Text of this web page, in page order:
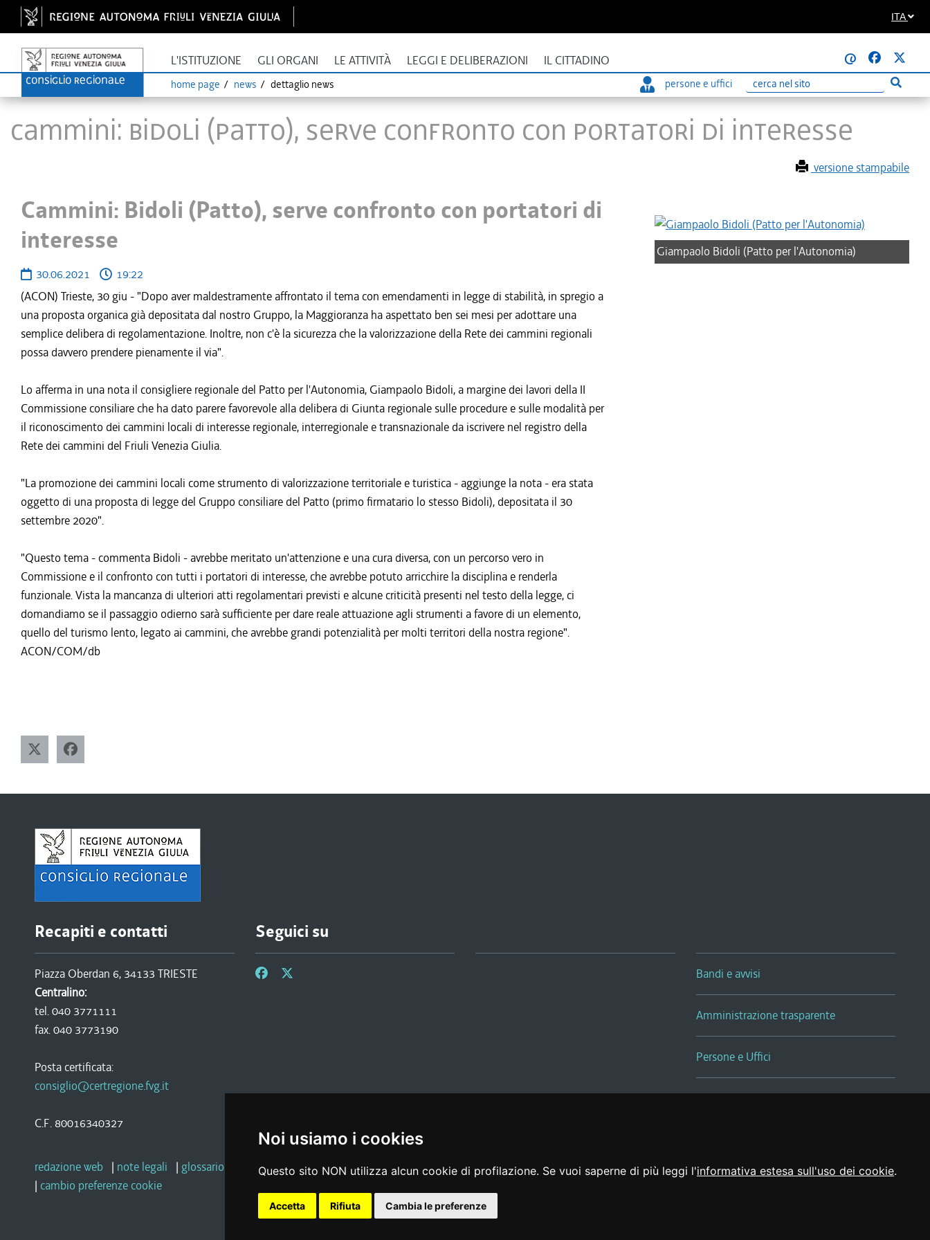
Noi usiamo i cookies
Questo sito NON utilizza alcun cookie di profilazione. Se vuoi saperne di più leggi l'informativa estesa sull'uso dei cookie.
Accetta Rifiuta Cambia le preferenze
ITA
L'ISTITUZIONE GLI ORGANI LE ATTIVITÀ LEGGI E DELIBERAZIONI IL CITTADINO @
home page news dettaglio news persone e uffici
Ricerca Esegui
Cammini: Bidoli (Patto), serve confronto con portatori di interesse
versione stampabile
Cammini: Bidoli (Patto), serve confronto con portatori di
interesse
30.06.2021
19:22
(ACON) Trieste, 30 giu - "Dopo aver maldestramente affrontato il tema con emendamenti in legge di stabilità, in spregio a
una proposta organica già depositata dal nostro Gruppo, la Maggioranza ha aspettato ben sei mesi per adottare una
semplice delibera di regolamentazione. Inoltre, non c'è la sicurezza che la valorizzazione della Rete dei cammini regionali
possa davvero prendere pienamente il via".
Lo afferma in una nota il consigliere regionale del Patto per l'Autonomia, Giampaolo Bidoli, a margine dei lavori della II
Commissione consiliare che ha dato parere favorevole alla delibera di Giunta regionale sulle procedure e sulle modalità per
il riconoscimento dei cammini locali di interesse regionale, interregionale e transnazionale da iscrivere nel registro della
Rete dei cammini del Friuli Venezia Giulia.
"La promozione dei cammini locali come strumento di valorizzazione territoriale e turistica - aggiunge la nota - era stata
oggetto di una proposta di legge del Gruppo consiliare del Patto (primo firmatario lo stesso Bidoli), depositata il 30
settembre 2020".
"Questo tema - commenta Bidoli - avrebbe meritato un'attenzione e una cura diversa, con un percorso vero in
Commissione e il confronto con tutti i portatori di interesse, che avrebbe potuto arricchire la disciplina e renderla
funzionale. Vista la mancanza di ulteriori atti regolamentari previsti e alcune criticità presenti nel testo della legge, ci
domandiamo se il passaggio odierno sarà sufficiente per dare reale attuazione agli strumenti a favore di un elemento,
quello del turismo lento, legato ai cammini, che avrebbe grandi potenzialità per molti territori della nostra regione".
ACON/COM/db
Giampaolo Bidoli (Patto per l'Autonomia)
Recapiti e contatti
Piazza Oberdan 6, 34133 TRIESTE
Centralino:
tel. 040 3771111
fax. 040 3773190
Posta certificata:
consiglio@certregione.fvg.it
C.F. 80016340327
Seguici su
Bandi e avvisi
Amministrazione trasparente
Persone e Uffici
Sala Tiziano Tessitori
redazione web | note legali | glossario privacy |social media policy | dichiarazione di accessibilità | feedback
| cambio preferenze cookie
Realizzato da